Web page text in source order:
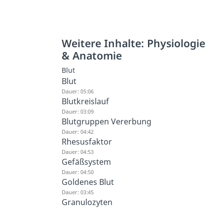
Weitere Inhalte: Physiologie
& Anatomie
Blut
Blut
Dauer: 05:06
Blutkreislauf
Dauer: 03:09
Blutgruppen Vererbung
Dauer: 04:42
Rhesusfaktor
Dauer: 04:53
Gefäßsystem
Dauer: 04:50
Goldenes Blut
Dauer: 03:45
Granulozyten